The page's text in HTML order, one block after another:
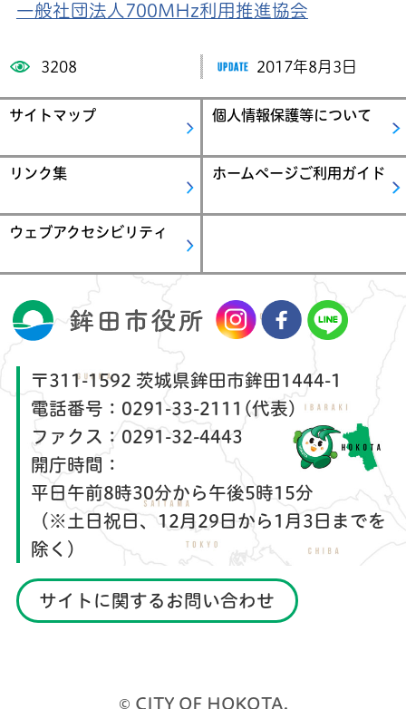
一般社団法人700MHz利用推進協会
3208 2017年8月3日
サイトマップ 個人情報保護等について
リンク集 ホームページご利用ガイド
ウェブアクセシビリティ
〒311-1592 茨城県鉾田市鉾田1444-1
電話番号： 0291-33-2111(代表)
ファクス： 0291-32-4443
開庁時間：
平日午前8時30分から午後5時15分
（※土日祝日、12月29日から1月3日までを
除く）
サイトに関するお問い合わせ
© CITY OF HOKOTA.